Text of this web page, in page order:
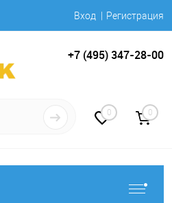
Вход Регистрация
+7 (495) 347-28-00
0 0